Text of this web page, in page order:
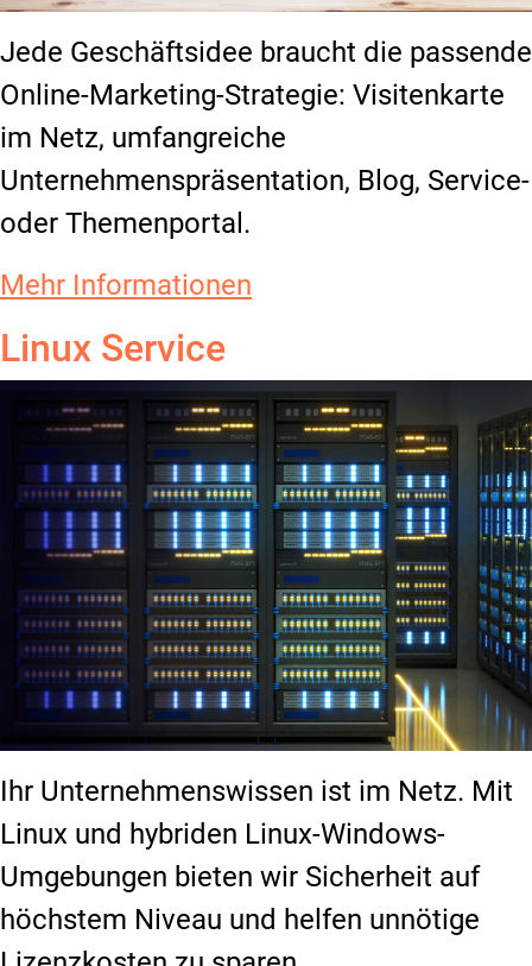
Jede Geschäftsidee braucht die passende
Online-Marketing-Strategie: Visitenkarte
im Netz, umfangreiche
Unternehmenspräsentation, Blog, Service-
oder Themenportal.
Mehr Informationen
Linux Service
Ihr Unternehmenswissen ist im Netz. Mit
Linux und hybriden Linux-Windows-
Umgebungen bieten wir Sicherheit auf
höchstem Niveau und helfen unnötige